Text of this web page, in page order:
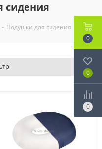
сидения
- Подушки для сидения
0
0
0